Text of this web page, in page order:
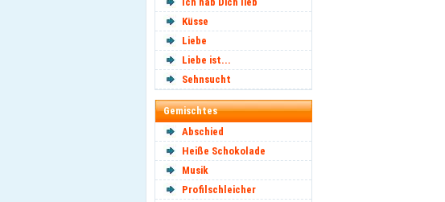
Küsse
Liebe
Liebe ist...
Sehnsucht
Gemischtes
Abschied
Heiße Schokolade
Musik
Profilschleicher